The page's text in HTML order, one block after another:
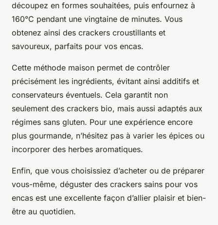
découpez en formes souhaitées, puis enfournez à
160°C pendant une vingtaine de minutes. Vous
obtenez ainsi des crackers croustillants et
savoureux, parfaits pour vos encas.
Cette méthode maison permet de contrôler
précisément les ingrédients, évitant ainsi additifs et
conservateurs éventuels. Cela garantit non
seulement des crackers bio, mais aussi adaptés aux
régimes sans gluten. Pour une expérience encore
plus gourmande, n’hésitez pas à varier les épices ou
incorporer des herbes aromatiques.
Enfin, que vous choisissiez d’acheter ou de préparer
vous-même, déguster des crackers sains pour vos
encas est une excellente façon d’allier plaisir et bien-
être au quotidien.